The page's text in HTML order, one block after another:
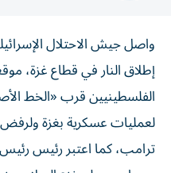
واصل جيش الاحتلال
إطلاق النار في قطاع غزة،
الفلسطينيين قرب «الخط
لعمليات عسكرية بغزة
ترامب، كما اعتبر رئيس